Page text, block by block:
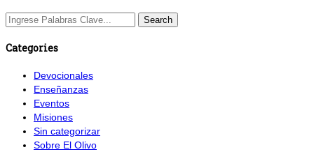
Categories
Devocionales
Enseñanzas
Eventos
Misiones
Sin categorizar
Sobre El Olivo